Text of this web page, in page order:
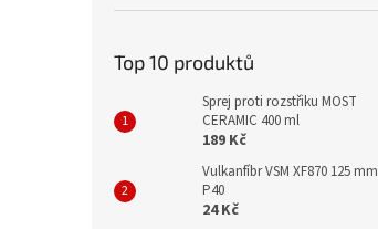
Top 10 produktů
Sprej proti rozstřiku MOST
CERAMIC 400 ml
189 Kč
Vulkanfíbr VSM XF870 125 mm
P40
24 Kč